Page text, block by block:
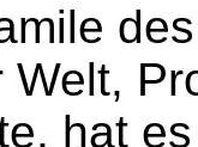
Welt,
hat